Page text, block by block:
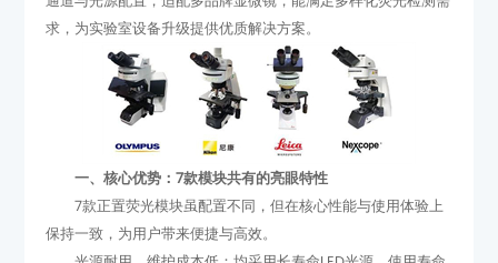
求，为实验室设备升级提供优质解决方案。
一、核心优势：7款模块共有的亮眼特性
保持一致，为用户带来便捷与高效。